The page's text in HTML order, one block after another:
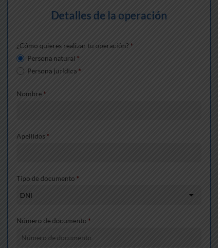
Detalles de la operación
¿Cómo quieres realizar tu operación? *
Persona natural *
Persona jurídica *
Nombre*
Apellidos*
Tipo de documento *
Número de documento *